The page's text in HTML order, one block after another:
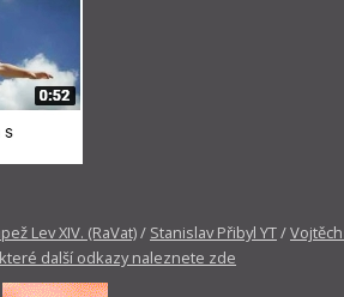
Lev XIV. (RaVat)/ Stanislav Přibyl YT/
další odkazy naleznete zde